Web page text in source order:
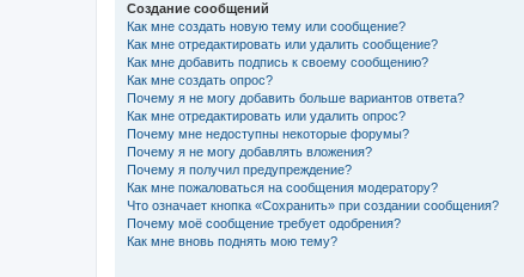
Создание сообщений
Как мне создать новую тему или сообщение?
Как мне отредактировать или удалить сообщение?
Как мне добавить подпись к своему сообщению?
Как мне создать опрос?
Почему я не могу добавить больше вариантов ответа?
Как мне отредактировать или удалить опрос?
Почему мне недоступны некоторые форумы?
Почему я не могу добавлять вложения?
Почему я получил предупреждение?
Как мне пожаловаться на сообщения модератору?
Что означает кнопка «Сохранить» при создании сообщения?
Почему моё сообщение требует одобрения?
Как мне вновь поднять мою тему?